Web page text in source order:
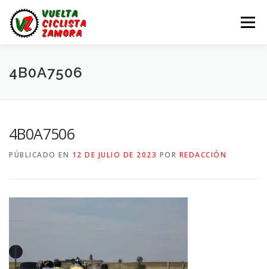
contenido
Menú
LA VUELTA ZAMORA
4B0A7506
4B0A7506
PÚBLICADO EN 12 DE JULIO DE 2023 POR REDACCIÓN